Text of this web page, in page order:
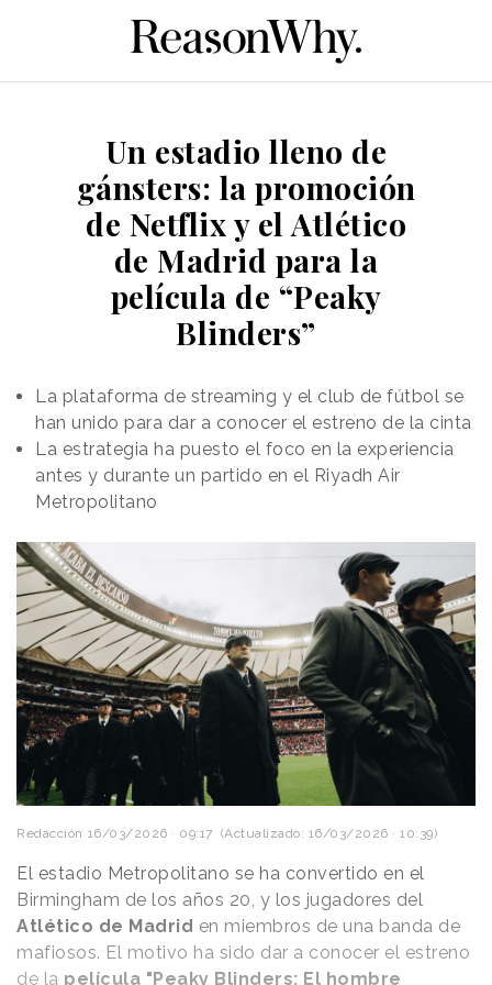
Un estadio lleno de
gánsters: la promoción
de Netflix y el Atlético
de Madrid para la
película de “Peaky
Blinders”
La plataforma de streaming y el club de fútbol se
han unido para dar a conocer el estreno de la cinta
La estrategia ha puesto el foco en la experiencia
antes y durante un partido en el Riyadh Air
Metropolitano
Redacción 16/03/2026 · 09:17 (Actualizado: 16/03/2026 · 10:39)
El estadio Metropolitano se ha convertido en el
Birmingham de los años 20, y los jugadores del
Atlético de Madrid en miembros de una banda de
mafiosos. El motivo ha sido dar a conocer el estreno
de la película "Peaky Blinders: El hombre